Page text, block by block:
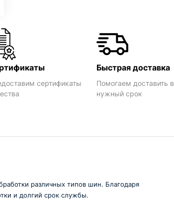
сертификаты
Быстрая доставка
Помогаем доставить в
нужный срок
различных типов шин. Благодаря
и долгий срок службы.